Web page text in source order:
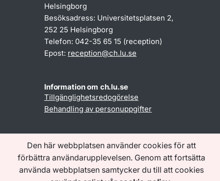
Den här webbplatsen använder cookies för att
förbättra användarupplevelsen. Genom att fortsätta
använda webbplatsen samtycker du till att cookies
Helsingborg
Besöksadress: Universitetsplatsen 2,
252 25 Helsingborg
Telefon: 042-35 65 15 (reception)
Epost: reception@ch.lu.se
Information om ch.lu.se
Tillgänglighetsredogörelse
Behandling av personuppgifter
Följ oss